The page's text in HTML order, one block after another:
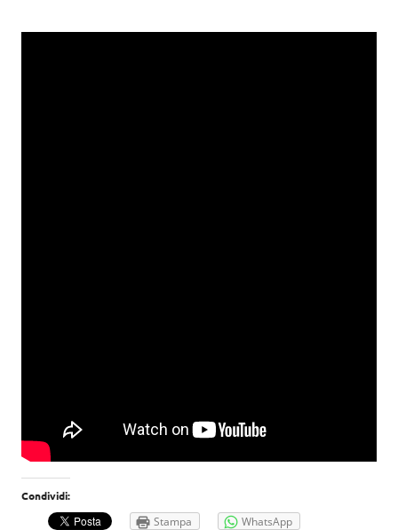
Condividi:
Stampa
WhatsApp